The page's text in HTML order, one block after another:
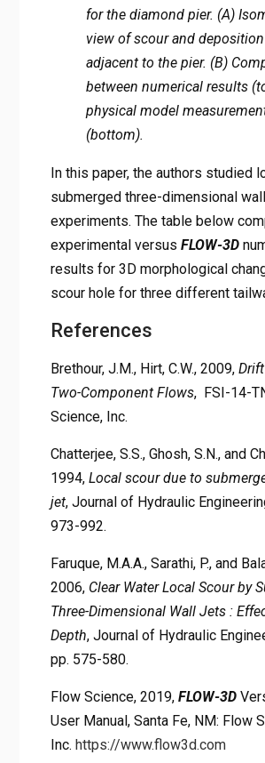
for the diamond pier. (A)
view of scour and deposition
adjacent to the pier. (B)
between numerical results
physical model
(bottom).
In this paper, the authors studied
submerged three-dimensional
experiments. The table below
experimental versus FLOW-3D
results for 3D morphological
scour hole for three different
References
Brethour, J.M., Hirt, C.W., 2009,
Two-Component Flows, FSI-14-
Science, Inc.
Chatterjee, S.S., Ghosh, S.N., and
1994, Local scour due to
jet, Journal of Hydraulic
973-992.
Faruque, M.A.A., Sarathi, P., and
2006, Clear Water Local Scour by
Three-Dimensional Wall Jets :
Depth, Journal of Hydraulic
pp. 575-580.
Flow Science, 2019, FLOW-3D
User Manual, Santa Fe, NM: Flow
Inc. https://www.flow3d.com